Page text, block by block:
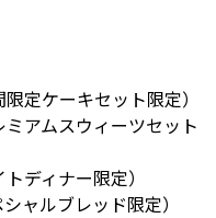
定ケーキセット限定）
アムスウィーツセット
ディナー限定）
ャルブレッド限定）